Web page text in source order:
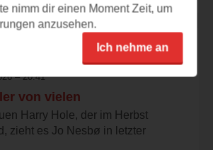
– 20:41
von vielen
Harry Hole, der im Herbst
zieht es Jo Nesbø in letzter
nimm dir einen Moment Zeit, um
anzusehen.
Ich nehme an